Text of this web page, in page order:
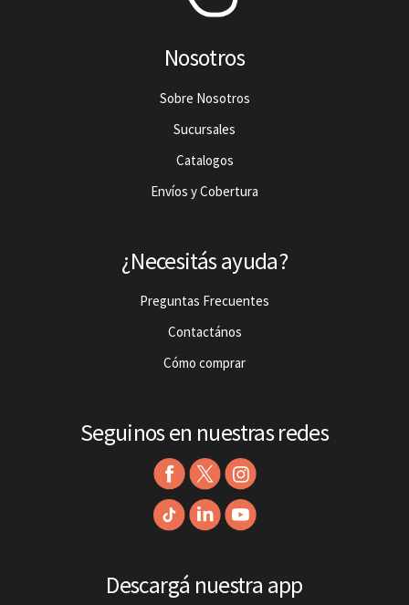
Nosotros
Sobre Nosotros
Sucursales
Catalogos
Envíos y Cobertura
¿Necesitás ayuda?
Preguntas Frecuentes
Contactános
Cómo comprar
Seguinos en nuestras redes
Descargá nuestra app